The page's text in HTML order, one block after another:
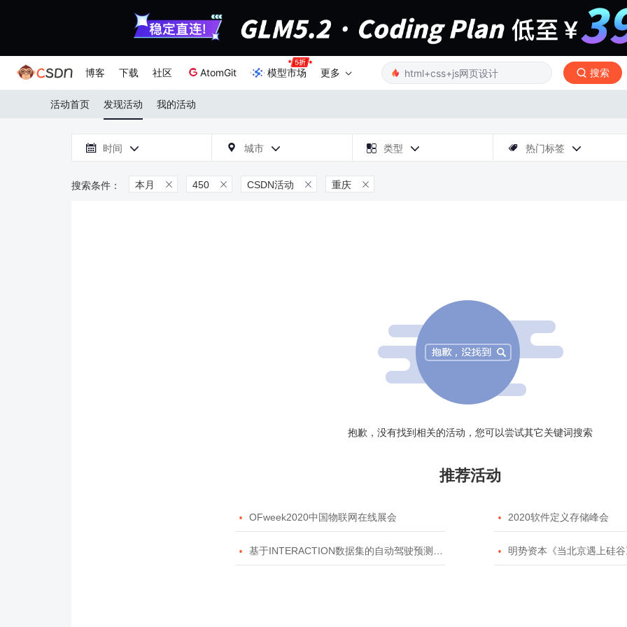
博客 下载 社区 AtomGit 模型市场 更多 搜索
活动首页 发现活动 我的活动
 时间   城市   类型   热门标签 
本月  450  CSDN活动  重庆 
抱歉，没有找到相关的活动，您可以尝试其它关键词搜索
推荐活动
 OFweek2020中国物联网在线展会  2020软件定义存储峰会
 基于INTERACTION数据集的自动驾驶预测模型挑战赛  明势资本《当北京遇上硅谷》系列